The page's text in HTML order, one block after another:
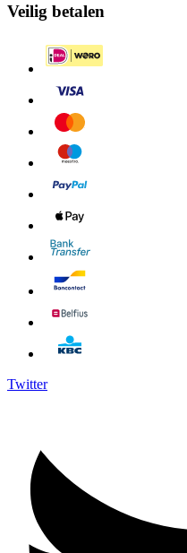
Veilig betalen
Twitter